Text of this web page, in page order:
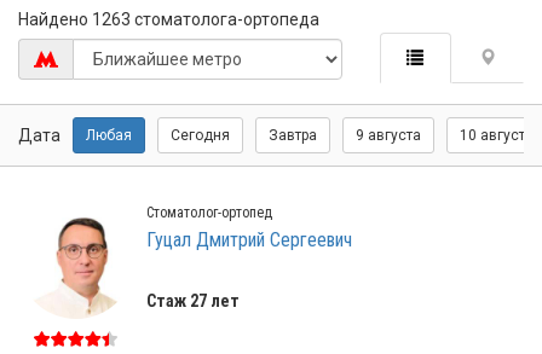
Найдено 1263 стоматолога-ортопеда
Дата Любая Сегодня Завтра 9 августа 10 августа
Стоматолог-ортопед
Гуцал Дмитрий Сергеевич
Стаж 27 лет